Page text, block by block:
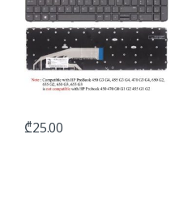
₾25.00